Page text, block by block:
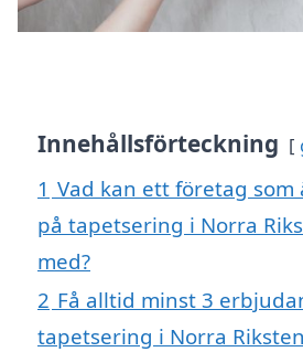
Innehållsförteckning
1 Vad kan ett företag som
på tapetsering i Norra
med?
2 Få alltid minst 3
tapetsering i Norra Riksten